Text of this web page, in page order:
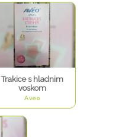
Trakice s hladnim
voskom
Aveo